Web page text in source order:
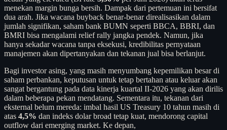
menekan margin bunga bersih. Dampak dari pertemuan ini bersifat
dua arah. Jika wacana buyback benar-benar direalisasikan dalam
jumlah signifikan, saham bank BUMN seperti BBCA, BBRI, dan
BMRI bisa mengalami relief rally jangka pendek. Namun, jika
hanya sekadar wacana tanpa eksekusi, kredibilitas pernyataan
manajemen akan dipertanyakan dan tekanan jual bisa berlanjut.
Bagi investor asing, yang masih menyumbang kepemilikan besar di
saham perbankan, keputusan untuk tetap bertahan atau keluar akan
sangat bergantung pada data kinerja kuartal II-2026 yang akan dirilis
dalam beberapa pekan mendatang. Sementara itu, tekanan dari
eksternal belum mereda: imbal hasil US Treasury 10 tahun masih di
atas 4,5% dan indeks dolar broad tetap kuat, mendorong capital
outflow dari emerging market. Ke depan,